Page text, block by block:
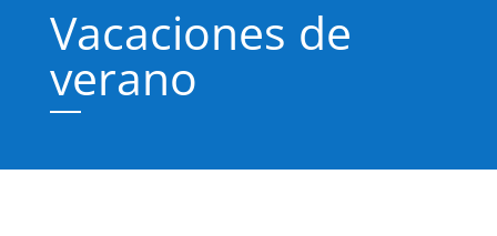
Vacaciones de
verano